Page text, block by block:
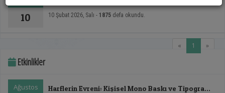
10 10 Şubat 2026, Salı - 1875 defa okundu.
« 1 (current)
»
Etkinlikler
Ağustos
Harflerin Evreni: Kişisel Mono Baskı ve Tipografi